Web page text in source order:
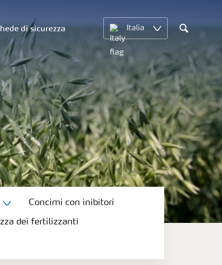
di sicurezza Italia
Search
Concimi con inibitori
dei fertilizzanti